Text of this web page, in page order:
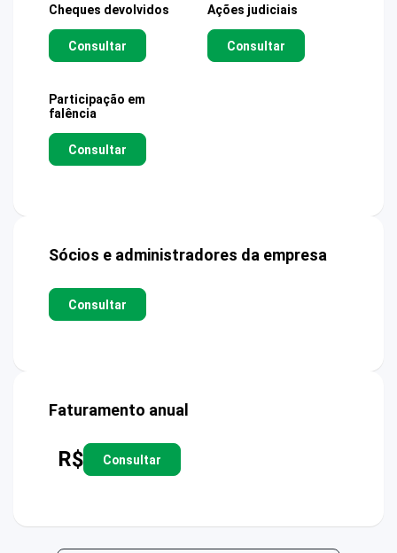
Cheques devolvidos
Consultar
Ações judiciais
Consultar
Participação em
falência
Consultar
Sócios e administradores da empresa
Consultar
Faturamento anual
R$ Consultar